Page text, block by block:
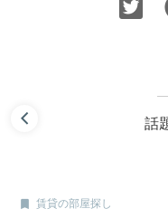
話
 賃貸の部屋探し